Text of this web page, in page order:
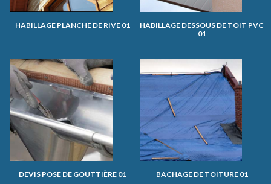
HABILLAGE PLANCHE DE RIVE 01
HABILLAGE DESSOUS DE TOIT PVC
01
DEVIS POSE DE GOUTTIÈRE 01 BÂCHAGE DE TOITURE 01